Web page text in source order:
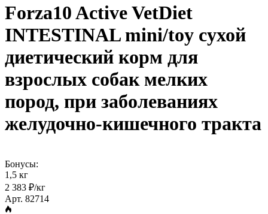
Forza10 Active VetDiet
INTESTINAL mini/toy сухой
диетический корм для
взрослых собак мелких
пород, при заболеваниях
желудочно-кишечного тракта
Бонусы:
1,5 кг
2 383 ₽/кг
Арт. 82714